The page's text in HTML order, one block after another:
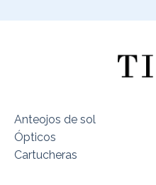
Anteojos de sol
Ópticos
Cartucheras